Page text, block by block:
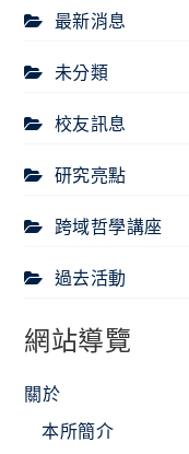
最新消息
未分類
校友訊息
研究亮點
跨域哲學講座
過去活動
網站導覽
關於
本所簡介